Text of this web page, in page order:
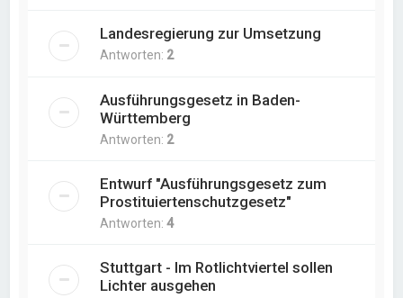
Landesregierung zur Umsetzung
Antworten: 2
Ausführungsgesetz in Baden-
Württemberg
Antworten: 2
Entwurf "Ausführungsgesetz zum
Prostituiertenschutzgesetz"
Antworten:4
Stuttgart - Im Rotlichtviertel sollen
Lichter ausgehen